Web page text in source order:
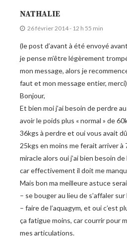
NATHALIE
26 février 2014 - 12 h 55 min
(le post d’avant à été envoyé
je pense m’être légèrement
mon message, alors je
faut et mon message entier, merci)
Bonjour,
Et bien moi j’ai besoin de perdre
avoir le poids plus « normal » de
36kgs à perdre et oui vous avait
25kgs en moins me ferait arriver à
miracle alors oui j’ai bien besoin
car effectivement il doit me
Mais bon ma meilleure astuce
– se bouger au lieu de s’affaler
– faire de l’aquagym, et oui c’est
ça fatigue moins, car courrir pour
mes articulations.